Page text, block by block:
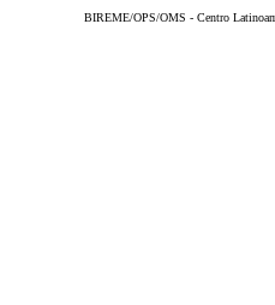
BIREME/OPS/OMS - Centro